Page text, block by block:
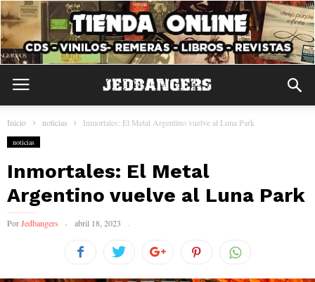
Inicio noticias Inmortales: El Metal Argentino vuelve al Luna Park
noticias
Inmortales: El Metal
Argentino vuelve al Luna Park
PorJedbangers abril 18, 2023